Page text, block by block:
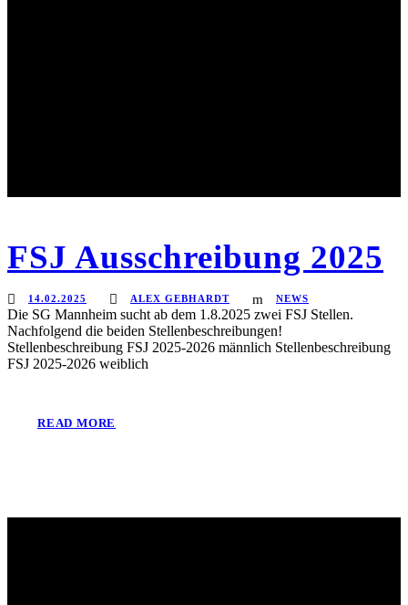
FSJ Ausschreibung 2025
14.02.2025 ALEX GEBHARDT NEWS
Die SG Mannheim sucht ab dem 1.8.2025 zwei FSJ Stellen.
Nachfolgend die beiden Stellenbeschreibungen!
Stellenbeschreibung FSJ 2025-2026 männlich Stellenbeschreibung
FSJ 2025-2026 weiblich
READ MORE